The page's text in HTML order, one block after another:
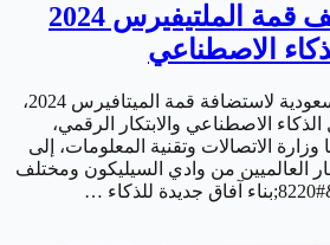
السعودية تستضيف قمة الملتيفيرس 2024
الاصطناعي
تستعد المملكة العربية السعودية لاستضافة قمة الميتافيرس 2024،
الاصطناعي والابتكار الرقمي،
الاتصالات وتقنية المعلومات، إلى
العالميين من وادي السيليكون ومختلف
…